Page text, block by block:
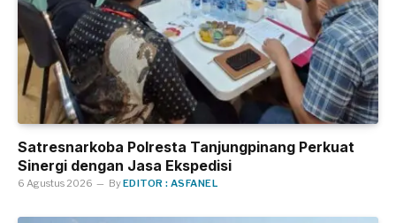
Satresnarkoba Polresta Tanjungpinang Perkuat
Sinergi dengan Jasa Ekspedisi
6 Agustus 2026 ByEDITOR : ASFANEL